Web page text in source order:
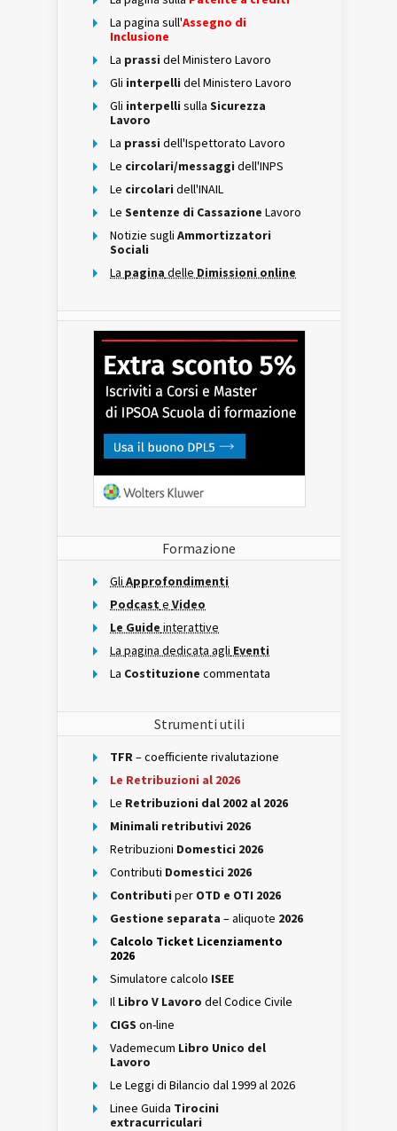
La pagina sull'Assegno di
Inclusione
La prassi del Ministero Lavoro
Gli interpelli del Ministero Lavoro
Gli interpelli sulla Sicurezza
Lavoro
La prassi dell'Ispettorato Lavoro
Le circolari/messaggi dell'INPS
Le circolari dell'INAIL
Le Sentenze di Cassazione Lavoro
Notizie sugli Ammortizzatori
Sociali
La pagina delle Dimissioni online
Formazione
Gli Approfondimenti
Podcast e Video
Le Guide interattive
La pagina dedicata agli Eventi
La Costituzione commentata
Strumenti utili
TFR– coefficiente rivalutazione
Le Retribuzioni al 2026
Le Retribuzioni dal 2002 al 2026
Minimali retributivi 2026
Retribuzioni Domestici 2026
Contributi Domestici 2026
Contributi per OTD e OTI 2026
Gestione separata – aliquote 2026
Calcolo Ticket Licenziamento
2026
Simulatore calcolo ISEE
Il Libro V Lavoro del Codice Civile
CIGS on-line
Vademecum Libro Unico del
Lavoro
Le Leggi di Bilancio dal 1999 al 2026
Linee Guida Tirocini
extracurriculari